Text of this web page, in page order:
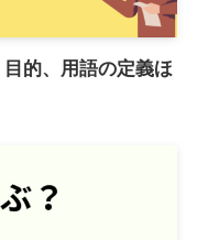
的、用語の定義ほ